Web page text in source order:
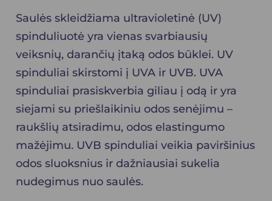
Saulės skleidžiama ultravioletinė (UV)
spinduliuotė yra vienas svarbiausių
veiksnių, darančių įtaką odos būklei. UV
spinduliai skirstomi į UVA ir UVB. UVA
spinduliai prasiskverbia giliau į odą ir yra
siejami su priešlaikiniu odos senėjimu –
raukšlių atsiradimu, odos elastingumo
mažėjimu. UVB spinduliai veikia paviršinius
odos sluoksnius ir dažniausiai sukelia
nudegimus nuo saulės.